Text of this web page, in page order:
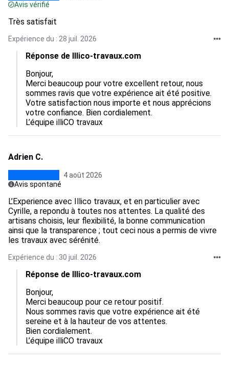
Avis vérifié
Très satisfait
Expérience du : 28 juil. 2026
Réponse de Illico-travaux.com
Bonjour,
Merci beaucoup pour votre excellent retour, nous
sommes ravis que votre expérience ait été positive.
Votre satisfaction nous importe et nous apprécions
votre confiance. Bien cordialement.
L’équipe illiCO travaux
Adrien C.
4 août 2026
Avis spontané
L’Experience avec Illico travaux, et en particulier avec
Cyrille, a repondu à toutes nos attentes. La qualité des
artisans choisis, leur flexibilité, la bonne communication
ainsi que la transparence ; tout ceci nous a permis de vivre
les travaux avec sérénité.
Expérience du : 30 juil. 2026
Réponse de Illico-travaux.com
Bonjour,
Merci beaucoup pour ce retour positif.
Nous sommes ravis que votre expérience ait été
sereine et à la hauteur de vos attentes.
Bien cordialement.
L’équipe illiCO travaux